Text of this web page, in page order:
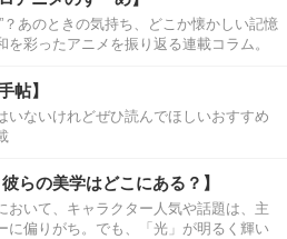
？あのときの気持ち、どこか懐かしい記憶
彩ったアニメを振り返る連載コラム。
帖】
いないけれどぜひ読んでほしいおすすめ
らの美学はどこにある？】
おいて、キャラクター人気や話題は、主
に偏りがち。でも、「光」が明るく輝い